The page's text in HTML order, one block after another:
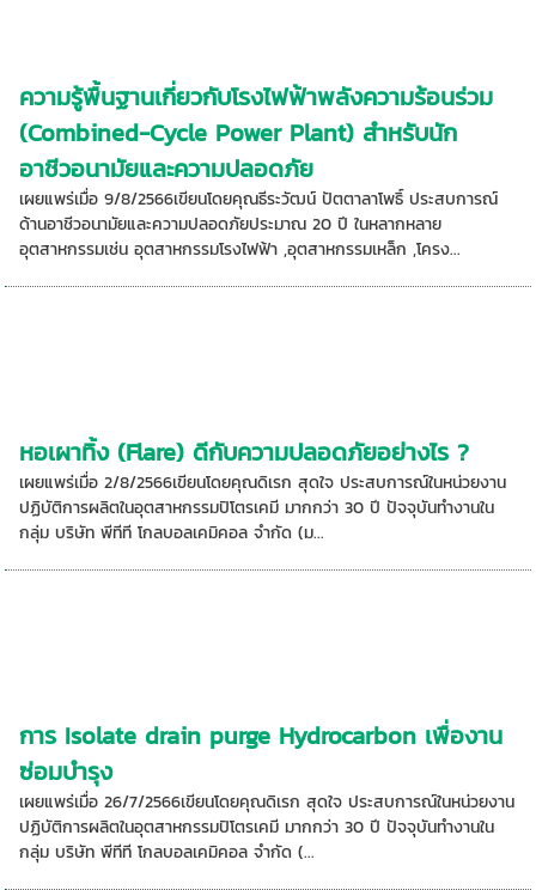
ความรู้พื้นฐานเกี่ยวกับโรงไฟฟ้าพลังความร้อนร่วม
(Combined-Cycle Power Plant) สำหรับนัก
อาชีวอนามัยและความปลอดภัย
เผยแพร่เมื่อ 9/8/2566เขียนโดยคุณธีระวัฒน์ ปัตตาลาโพธิ์ ประสบการณ์
ด้านอาชีวอนามัยและความปลอดภัยประมาณ 20 ปี ในหลากหลาย
อุตสาหกรรมเช่น อุตสาหกรรมโรงไฟฟ้า ,อุตสาหกรรมเหล็ก ,โครง...
หอเผาทิ้ง (Flare) ดีกับความปลอดภัยอย่างไร ?
เผยแพร่เมื่อ 2/8/2566เขียนโดยคุณดิเรก สุดใจ ประสบการณ์ในหน่วยงาน
ปฏิบัติการผลิตในอุตสาหกรรมปิโตรเคมี มากกว่า 30 ปี ปัจจุบันทำงานใน
กลุ่ม บริษัท พีทีที โกลบอลเคมิคอล จำกัด (ม...
การ Isolate drain purge Hydrocarbon เพื่องาน
ซ่อมบำรุง
เผยแพร่เมื่อ 26/7/2566เขียนโดยคุณดิเรก สุดใจ ประสบการณ์ในหน่วยงาน
ปฏิบัติการผลิตในอุตสาหกรรมปิโตรเคมี มากกว่า 30 ปี ปัจจุบันทำงานใน
กลุ่ม บริษัท พีทีที โกลบอลเคมิคอล จำกัด (...